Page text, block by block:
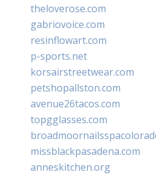
theloverose.com
gabriovoice.com
resinflowart.com
p-sports.net
korsairstreetwear.com
petshopallston.com
avenue26tacos.com
topgglasses.com
missblackpasadena.com
anneskitchen.org